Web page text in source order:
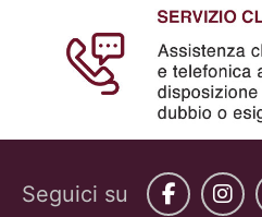
Seguici su